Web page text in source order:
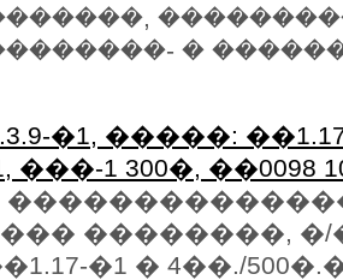
�
�1, �����:
���-1 300�, ��0098
��������, �/
�1 � 4��./